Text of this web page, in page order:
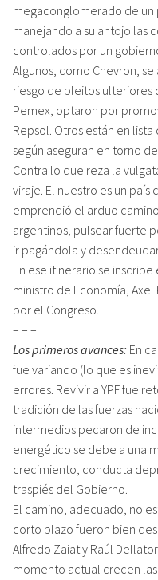
megaconglomerado de un
manejando a su antojo las
controlados por un
Algunos, como Chevron,
riesgo de pleitos ulteriores
Pemex, optaron por
Repsol. Otros están en
según aseguran en torno
Contra lo que reza la
viraje. El nuestro es un
emprendió el arduo
argentinos, pulsear fuerte
ir pagándola y
En ese itinerario se
ministro de Economía,
por el Congreso.
– – –
Los primeros avances: En
fue variando (lo que es
errores. Revivir a YPF fue
tradición de las fuerzas
intermedios pecaron de
energético se debe a una
crecimiento, conducta
traspiés del Gobierno.
El camino, adecuado, no
corto plazo fueron bien
Alfredo Zaiat y Raúl
momento actual crecen